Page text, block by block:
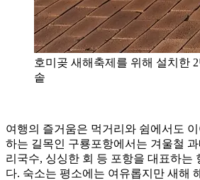
호미곶 새해축제를 위해 설치한
솥
여행의 즐거움은 먹거리와 쉼에서도
하는 길목인 구룡포항에서는 겨울철
리국수, 싱싱한 회 등 포항을 대표하는
다. 숙소는 평소에는 여유롭지만 새해